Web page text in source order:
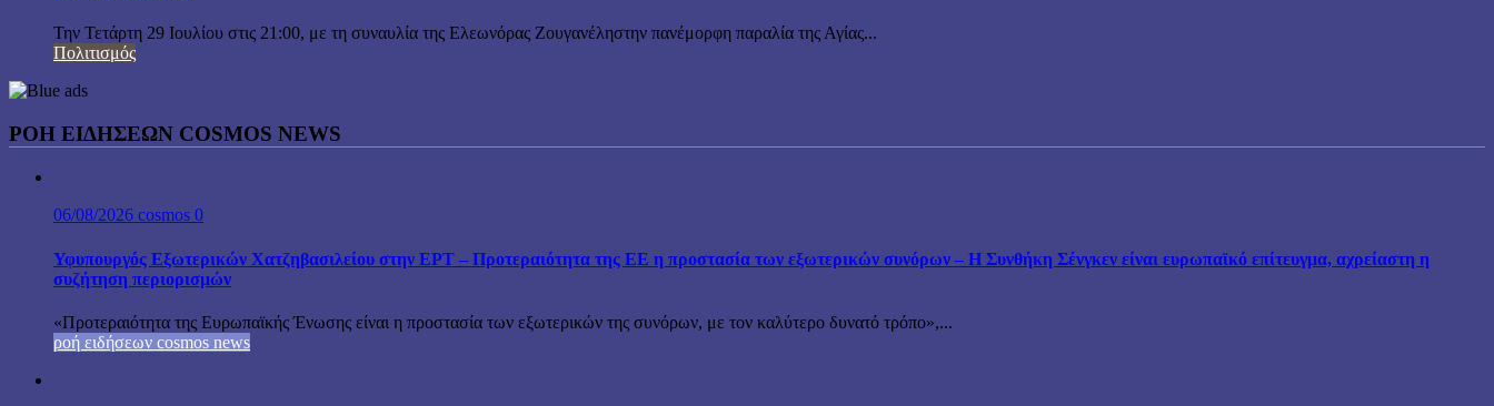
Την Τετάρτη 29 Ιουλίου στις 21:00, με τη συναυλία της Ελεωνόρας Ζουγανέληστην πανέμορφη παραλία της Αγίας...
Πολιτισμός
ΡΟΗ ΕΙΔΗΣΕΩΝ COSMOS NEWS
06/08/2026 cosmos 0
Υφυπουργός Εξωτερικών Χατζηβασιλείου στην ΕΡΤ – Προτεραιότητα της ΕΕ η προστασία των εξωτερικών συνόρων – Η Συνθήκη Σένγκεν είναι ευρωπαϊκό επίτευγμα, αχρείαστη η
συζήτηση περιορισμών
«Προτεραιότητα της Ευρωπαϊκής Ένωσης είναι η προστασία των εξωτερικών της συνόρων, με τον καλύτερο δυνατό τρόπο»,...
ροή ειδήσεων cosmos news